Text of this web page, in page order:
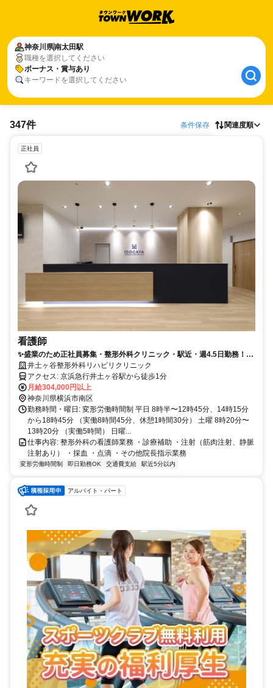
神奈川県南太田駅
職種を選択してください
ボーナス・賞与あり
キーワードを選択してください
347件 条件保存 関連度順
正社員
看護師
✨盛業のため正社員募集・整形外科クリニック・駅近・週4.5日勤務！ア
ットホームで働きやすい職場です✨
井土ヶ谷整形外科リハビリクリニック
アクセス: 京浜急行井土ヶ谷駅から徒歩1分
月給304,000円以上
神奈川県横浜市南区
勤務時間・曜日: 変形労働時間制 平日 8時半〜12時45分、14時15分
から18時45分 （実働8時間45分、休憩1時間30分） 土曜 8時20分〜
13時20分 （実働5時間） 日曜...
仕事内容: 整形外科の看護師業務 ・診療補助 ・注射（筋肉注射、静脈
注射あり） ・採血 ・点滴 ・その他院長指示業務
変形労働時間制 即日勤務OK 交通費支給 駅近5分以内
アルバイト・パート